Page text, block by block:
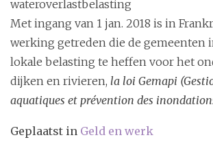
wateroverlastbelasting
Met ingang van 1 jan. 2018 is in
werking getreden die de gemeenten
lokale belasting te heffen voor het
dijken en rivieren, la loi Gemapi
aquatiques et prévention des
Geplaatst in Geld en werk